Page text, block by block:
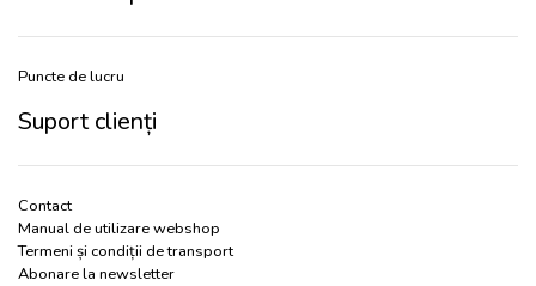
Puncte de lucru
Suport clienți
Contact
Manual de utilizare webshop
Termeni și condiții de transport
Abonare la newsletter